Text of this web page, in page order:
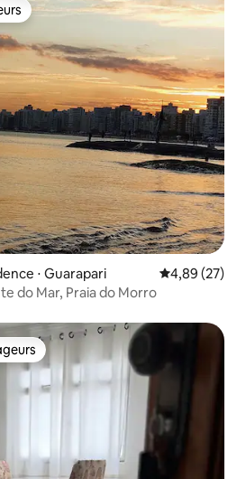
⋅ Guarapari Évaluation
4,89 (27)
do Mar, Praia do Morro
les plus appréciés